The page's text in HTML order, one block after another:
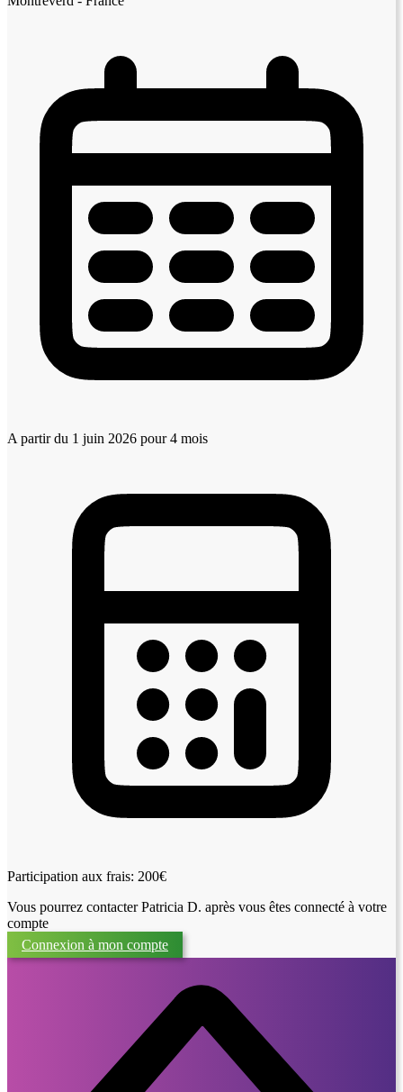
A partir du 1 juin 2026 pour 4 mois
Participation aux frais: 200€
Vous pourrez contacter Patricia D. après vous êtes connecté à votre
compte
Connexion à mon compte